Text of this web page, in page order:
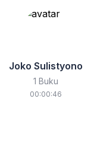
Joko Sulistyono
1 Buku
00:00:46